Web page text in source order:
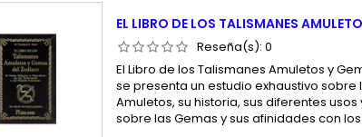
EL LIBRO DE LOS TALISMANES
Reseña(s):0
El Libro de los Talismanes Amuletos y
se presenta un estudio exhaustivo sobre
Amuletos, su historia, sus diferentes
sobre las Gemas y sus afinidades con